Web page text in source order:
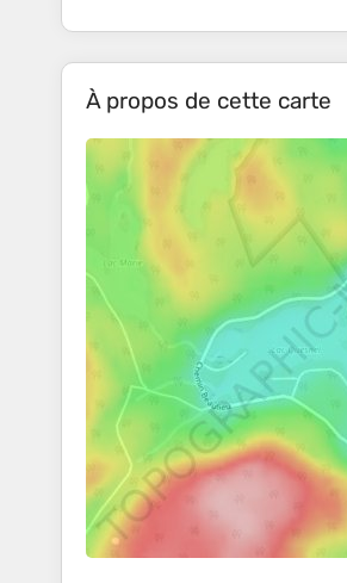
À propos de cette carte